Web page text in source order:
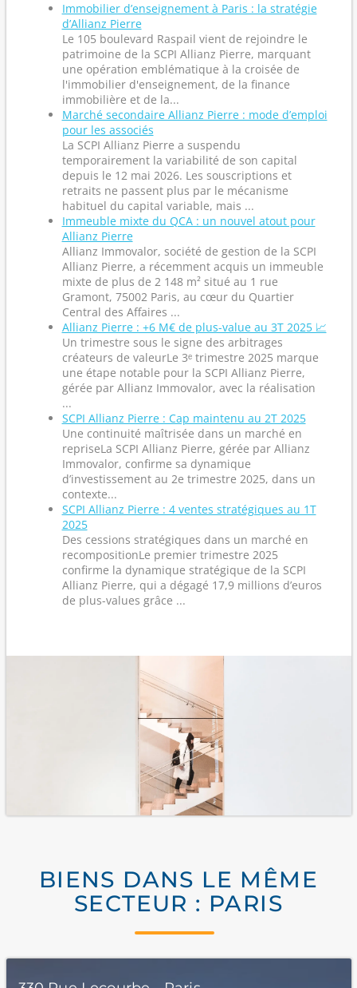
Immobilier d’enseignement à Paris : la stratégie
d’Allianz Pierre
Le 105 boulevard Raspail vient de rejoindre le
patrimoine de la SCPI Allianz Pierre, marquant
une opération emblématique à la croisée de
l'immobilier d'enseignement, de la finance
immobilière et de la...
Marché secondaire Allianz Pierre : mode d’emploi
pour les associés
La SCPI Allianz Pierre a suspendu
temporairement la variabilité de son capital
depuis le 12 mai 2026. Les souscriptions et
retraits ne passent plus par le mécanisme
habituel du capital variable, mais ...
Immeuble mixte du QCA : un nouvel atout pour
Allianz Pierre
Allianz Immovalor, société de gestion de la SCPI
Allianz Pierre, a récemment acquis un immeuble
mixte de plus de 2 148 m² situé au 1 rue
Gramont, 75002 Paris, au cœur du Quartier
Central des Affaires ...
Allianz Pierre : +6 M€ de plus-value au 3T 2025 📈
Un trimestre sous le signe des arbitrages
créateurs de valeurLe 3ᵉ trimestre 2025 marque
une étape notable pour la SCPI Allianz Pierre,
gérée par Allianz Immovalor, avec la réalisation
...
SCPI Allianz Pierre : Cap maintenu au 2T 2025
Une continuité maîtrisée dans un marché en
repriseLa SCPI Allianz Pierre, gérée par Allianz
Immovalor, confirme sa dynamique
d’investissement au 2e trimestre 2025, dans un
contexte...
SCPI Allianz Pierre : 4 ventes stratégiques au 1T
2025
Des cessions stratégiques dans un marché en
recompositionLe premier trimestre 2025
confirme la dynamique stratégique de la SCPI
Allianz Pierre, qui a dégagé 17,9 millions d’euros
de plus-values grâce ...
BIENS DANS LE MÊME
SECTEUR : PARIS